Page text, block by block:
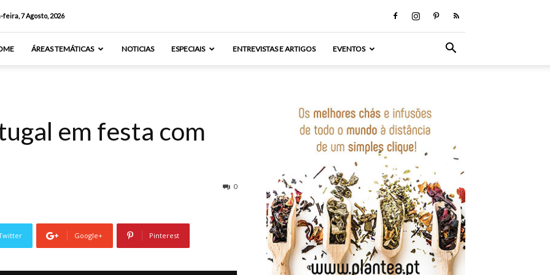
feira, 7 Agosto, 2026
ÁREAS TEMÁTICAS NOTICIAS ESPECIAIS ENTREVISTAS E ARTIGOS EVENTOS
em festa com
0
Google+ Pinterest